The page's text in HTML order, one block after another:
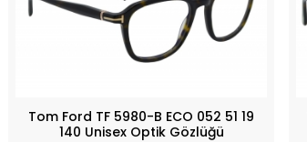
Tom Ford TF 5980-B ECO 052 51 19
140 Unisex Optik Gözlüğü